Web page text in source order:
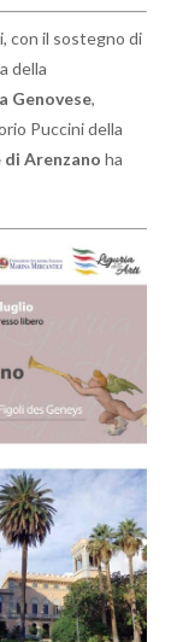
con il sostegno di
della
Genovese,
Puccini della
di Arenzano ha